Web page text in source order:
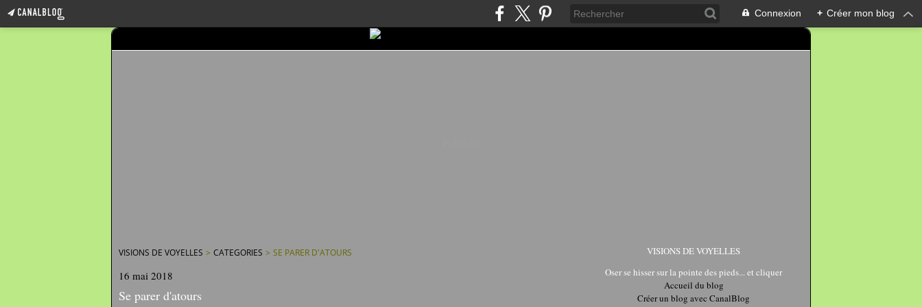
Connexion + Créer mon blog
VISIONS DE VOYELLES > CATEGORIES > SE PARER D'ATOURS
16 mai 2018
Se parer d'atours
VISIONS DE VOYELLES
Oser se hisser sur la pointe des pieds... et cliquer
Accueil du blog
Créer un blog avec CanalBlog